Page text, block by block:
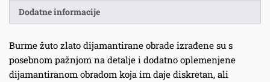
Dodatne informacije
Burme žuto zlato dijamantirane obrade izrađene su s
posebnom pažnjom na detalje i dodatno oplemenjene
dijamantiranom obradom koja im daje diskretan, ali